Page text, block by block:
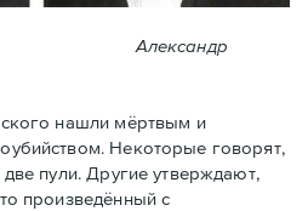
Александр
нашли мёртвым и
Некоторые говорят,
пули. Другие утверждают,
произведённый с